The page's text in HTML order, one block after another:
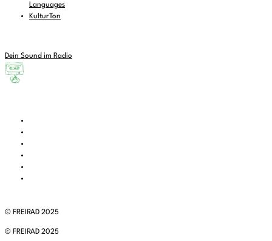
Languages
KulturTon
Dein Sound im Radio
© FREIRAD 2025
© FREIRAD 2025